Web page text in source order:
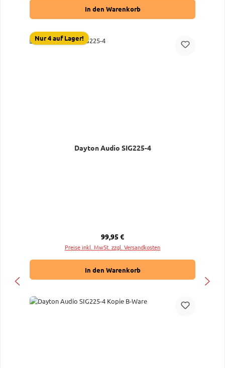
In den Warenkorb
Nur 4 auf Lager!
Dayton Audio SIG225-4
Regulärer Preis:
99,95 €
Preise inkl. MwSt. zzgl. Versandkosten
In den Warenkorb